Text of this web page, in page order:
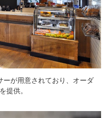
ーが用意されており、オーダ
提供。